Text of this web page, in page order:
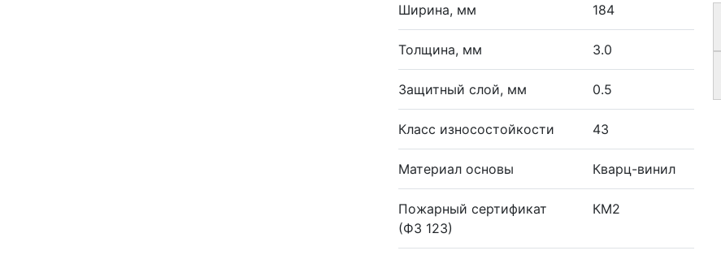
Ширина, мм 184
Толщина, мм 3.0
Защитный слой, мм 0.5
Класс износостойкости 43
Материал основы Кварц-винил
Пожарный сертификат
(ФЗ 123)
КМ2